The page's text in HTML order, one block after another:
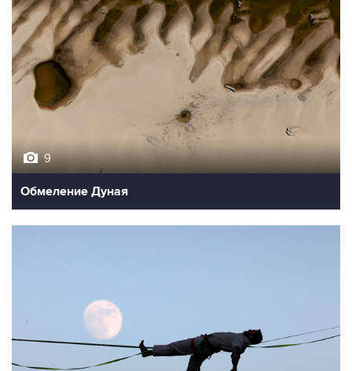
9
Обмеление Дуная